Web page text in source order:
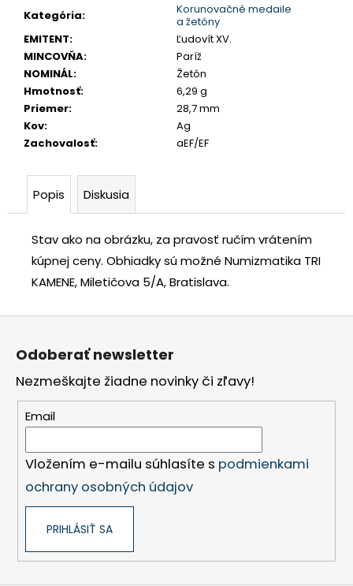
Kategória:
Korunovačné medaile
a žetóny
EMITENT:
Ľudovít XV.
MINCOVŇA:
Paríž
NOMINÁL:
Žetón
Hmotnosť:
6,29 g
Priemer:
28,7 mm
Kov:
Ag
Zachovalosť: aEF/EF
Popis Diskusia
Stav ako na obrázku, za pravosť ručím vrátením
kúpnej ceny. Obhiadky sú možné Numizmatika TRI
KAMENE, Miletičova 5/A, Bratislava.
LEOPOLD
GRAJCIAR
1706
IP
SANKT
VEIT
Z
Odoberať newsletter
Nezmeškajte žiadne novinky či zľavy!
Email
Vložením e-mailu súhlasíte s podmienkami
ochrany osobných údajov
PRIHLÁSIŤ SA